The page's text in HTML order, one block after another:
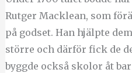
Rutger Macklean, som
på godset. Han hjälpte
större och därför fick de
byggde också skolor åt